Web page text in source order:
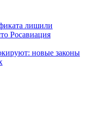
лишили
Росавиация
новые законы